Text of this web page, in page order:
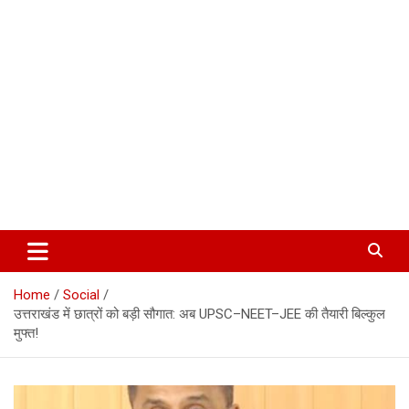
Corbett Halchal (कॉर्बेट हलचल)
Home
Social
उत्तराखंड में छात्रों को बड़ी सौगात: अब UPSC–NEET–JEE की तैयारी बिल्कुल
मुफ्त!